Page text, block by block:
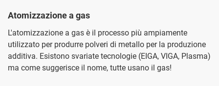
Atomizzazione a gas
L'atomizzazione a gas è il processo più ampiamente
utilizzato per produrre polveri di metallo per la produzione
additiva. Esistono svariate tecnologie (EIGA, VIGA, Plasma)
ma come suggerisce il nome, tutte usano il gas!